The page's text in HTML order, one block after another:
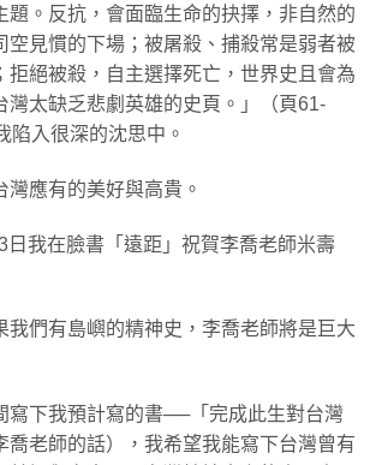
題。反抗，會面臨生命的抉擇，非自然的
空見慣的下場；被屠殺、捕殺常是弱者被
拒絕被殺，自主選擇死亡，世界史且會為
灣太缺乏悲劇英雄的史頁。」（頁61-
陷入很深的沈思中。
灣應有的美好與高貴。
日我在臉書「遠距」祝賀李喬老師米壽
我們有島嶼的精神史，李喬老師將是巨大
寫下我預計寫的書──「完成此生對台灣
喬老師的話），我希望我能寫下台灣曾有